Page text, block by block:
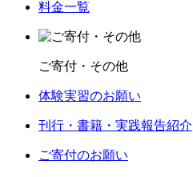
料金一覧
ご寄付・その他
体験実習のお願い
刊行・書籍・実践報告紹介
ご寄付のお願い